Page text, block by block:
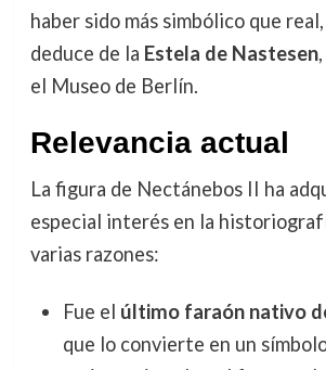
haber sido más simbólico que
deduce de la Estela de Nastesen
el Museo de Berlín.
Relevancia actual
La figura de Nectánebos II ha
especial interés en la
varias razones:
Fue el último faraón nativo
que lo convierte en un